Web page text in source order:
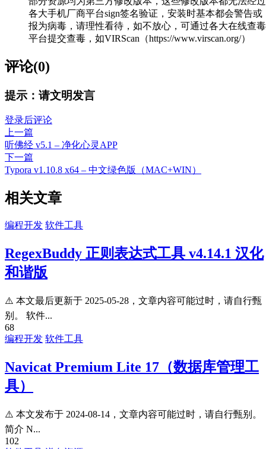
各大手机厂商平台sign签名验证，安装时基本都会警告或
报为病毒，请理性看待，如不放心，可通过各大在线查毒
平台提交查毒，如VIRScan（https://www.virscan.org/）
评论(0)
提示：请文明发言
登录后评论
上一篇
听佛经 v5.1 – 净化心灵APP
下一篇
Typora v1.10.8 x64 – 中文绿色版（MAC+WIN）
相关文章
编程开发 软件工具
RegexBuddy 正则表达式工具 v4.14.1 汉化
和谐版
⚠️ 本文最后更新于 2025-05-28，文章内容可能过时，请自行甄
别。 软件...
68
编程开发 软件工具
Navicat Premium Lite 17（数据库管理工
具）
⚠️ 本文发布于 2024-08-14，文章内容可能过时，请自行甄别。
简介 N...
102